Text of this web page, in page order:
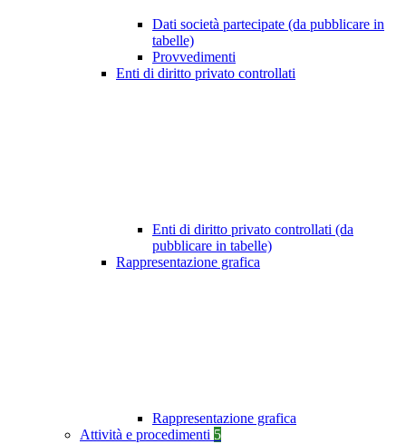
Dati società partecipate (da pubblicare in
tabelle)
Provvedimenti
Enti di diritto privato controllati
Enti di diritto privato controllati (da
pubblicare in tabelle)
Rappresentazione grafica
Rappresentazione grafica
Attività e procedimenti 5